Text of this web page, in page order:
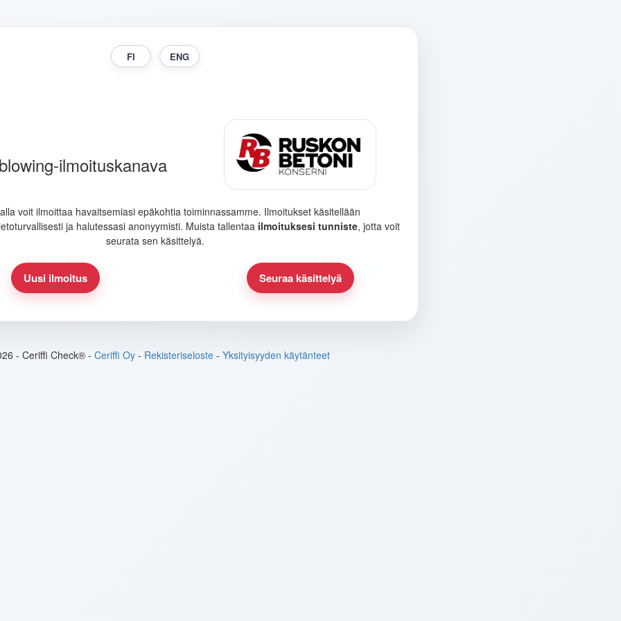
ilmoituskanava
voit ilmoittaa havaitsemiasi epäkohtia toiminnassamme. Ilmoitukset käsitellään
ja halutessasi anonyymisti. Muista tallentaa ilmoituksesi tunniste, jotta voit
seurata sen käsittelyä.
Uusi ilmoitus Seuraa käsittelyä
- Ceriffi Check® - Ceriffi Oy- Rekisteriseloste- Yksityisyyden käytänteet